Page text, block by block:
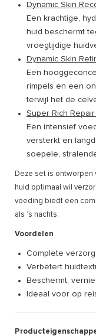
Dynamic Skin
Een krachtige,
huid beschermt
vroegtijdige
Dynamic Skin
Een
rimpels en een
terwijl het de
Super Rich Repair
Een intensief
versterkt en
soepele,
Deze set is
huid optimaal wil
voeding biedt een
als ’s nachts.
Voordelen
Complete
Verbetert
Beschermt,
Ideaal voor op